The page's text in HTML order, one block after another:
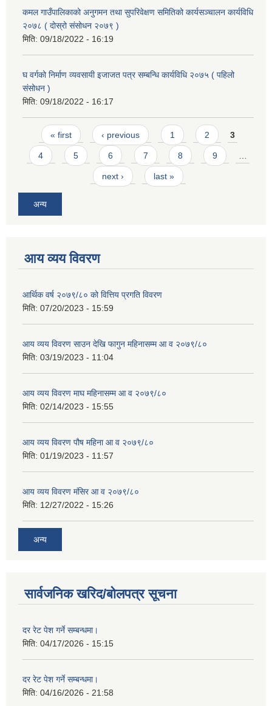
कमल गाउँपालिकाको अनुगमन तथा सुपरिवेक्षण समितिको कार्यसञ्चालन कार्यविधि
२०७८ ( दोस्रो संसोधन २०७९ )
मिति: 09/18/2022 - 16:19
घ वर्गको निर्माण व्यवसायी इजाजत पत्र सम्बन्धि कार्यविधि २०७५ ( पहिलो
संसोधन )
मिति: 09/18/2022 - 16:17
Pages
« first ‹ previous 1 2 3
4 5 6 7 8 9
next › last »
अन्य
आय व्यय विवरण
आर्थिक वर्ष २०७९/८० को वित्तिय प्रगति विवरण
मिति: 07/20/2023 - 15:59
आय व्यय विवरण साउन देखि फागुन महिनासम्म आ व २०७९/८०
मिति: 03/19/2023 - 11:04
आय व्यय विवरण माघ महिनासम्म आ व २०७९/८०
मिति: 02/14/2023 - 15:55
आय व्यय विवरण पौष महिना आ व २०७९/८०
मिति: 01/19/2023 - 11:57
आय व्यय विवरण मंसिर आ व २०७९/८०
मिति: 12/27/2022 - 15:26
अन्य
सार्वजनिक खरिद/बोलपत्र सूचना
दर रेट पेश गर्ने सम्बन्धमा।
मिति: 04/17/2026 - 15:15
दर रेट पेश गर्ने सम्बन्धमा।
मिति: 04/16/2026 - 21:58